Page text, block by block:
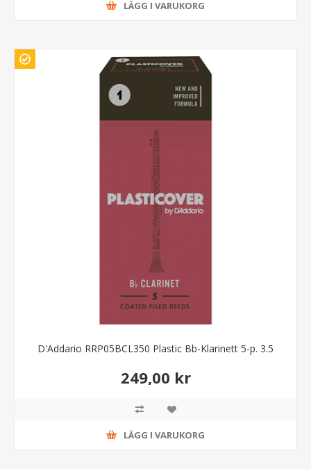
LÄGG I VARUKORG
D'Addario RRP05BCL350 Plastic Bb-Klarinett 5-p. 3.5
249,00 kr
LÄGG I VARUKORG